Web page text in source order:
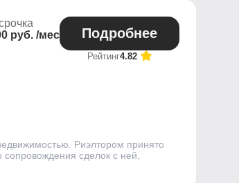
руб. /мес
Подробнее
Рейтинг4.82
Риэлтором принято
сделок с ней,